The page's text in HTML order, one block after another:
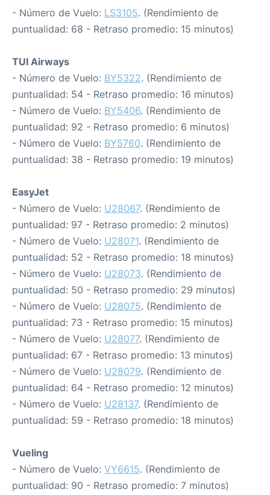
- Número de Vuelo: LS3105. (Rendimiento de
puntualidad: 68 - Retraso promedio: 15 minutos)
TUI Airways
- Número de Vuelo: BY5322. (Rendimiento de
puntualidad: 54 - Retraso promedio: 16 minutos)
- Número de Vuelo: BY5406. (Rendimiento de
puntualidad: 92 - Retraso promedio: 6 minutos)
- Número de Vuelo: BY5760. (Rendimiento de
puntualidad: 38 - Retraso promedio: 19 minutos)
EasyJet
- Número de Vuelo: U28067. (Rendimiento de
puntualidad: 97 - Retraso promedio: 2 minutos)
- Número de Vuelo: U28071. (Rendimiento de
puntualidad: 52 - Retraso promedio: 18 minutos)
- Número de Vuelo: U28073. (Rendimiento de
puntualidad: 50 - Retraso promedio: 29 minutos)
- Número de Vuelo: U28075. (Rendimiento de
puntualidad: 73 - Retraso promedio: 15 minutos)
- Número de Vuelo: U28077. (Rendimiento de
puntualidad: 67 - Retraso promedio: 13 minutos)
- Número de Vuelo: U28079. (Rendimiento de
puntualidad: 64 - Retraso promedio: 12 minutos)
- Número de Vuelo: U28137. (Rendimiento de
puntualidad: 59 - Retraso promedio: 18 minutos)
Vueling
- Número de Vuelo: VY6615. (Rendimiento de
puntualidad: 90 - Retraso promedio: 7 minutos)